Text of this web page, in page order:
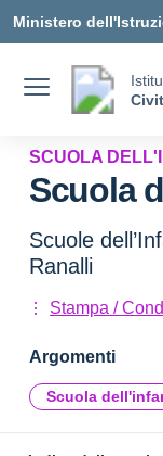
Ministero
SCUOLA
Scuola
Scuole
Ranalli
Stampa /
Argomenti
Scuola